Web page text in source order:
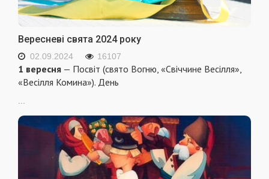
Вересневі свята 2024 року
02.09.2024 16107
1 вересня — Посвіт (свято Вогню, «Свіччине Весілля»,
«Весілля Комина»). День
...